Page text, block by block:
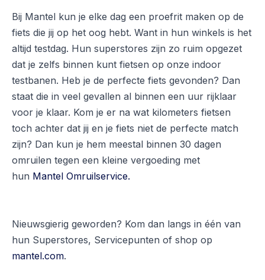
Bij Mantel kun je elke dag een proefrit maken op de
fiets die jij op het oog hebt. Want in hun winkels is het
altijd testdag. Hun superstores zijn zo ruim opgezet
dat je zelfs binnen kunt fietsen op onze indoor
testbanen. Heb je de perfecte fiets gevonden? Dan
staat die in veel gevallen al binnen een uur rijklaar
voor je klaar. Kom je er na wat kilometers fietsen
toch achter dat jij en je fiets niet de perfecte match
zijn? Dan kun je hem meestal binnen 30 dagen
omruilen tegen een kleine vergoeding met
hun Mantel Omruilservice.
Nieuwsgierig geworden? Kom dan langs in één van
hun Superstores, Servicepunten of shop op
mantel.com.